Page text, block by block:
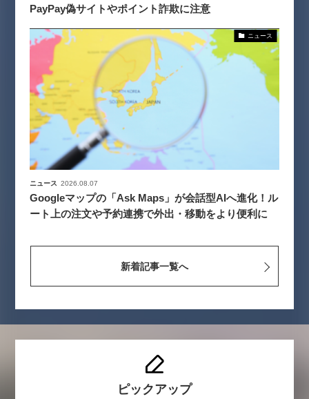
PayPay偽サイトやポイント詐欺に注意
ニュース
ニュース 2026.08.07
Googleマップの「Ask Maps」が会話型AIへ進化！ル
ート上の注文や予約連携で外出・移動をより便利に
新着記事一覧へ
ピックアップ